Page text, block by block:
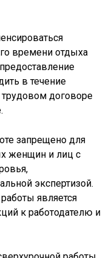
времени отдыха
в течение
трудовом договоре
запрещено для
женщин и лиц с
экспертизой.
является
к работодателю и